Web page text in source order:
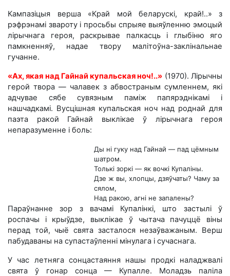
Кампазіцыя верша «Край мой беларускі, край!..» з
рэфрэнамі звароту і просьбы спрыяе выяўленню эмоцый
лірычнага героя, раскрывае палкасць і глыбіню яго
памкненняў, надае твору малітоўна-заклінальнае
гучанне.
«Ах, якая над Гайнай купальская ноч!..» (1970). Лірычны
герой твора — чалавек з абвостраным сумленнем, які
адчувае сябе сувязным паміж папярэднікамі і
нашчадкамі. Вусцішная купальская ноч над роднай для
паэта ракой Гайнай выклікае ў лірычнага героя
непаразуменне і боль:
Ды ні гуку над Гайнай — пад цёмным
шатром.
Толькі зоркі — як вочкі Купаліны.
Дзе ж вы, хлопцы, дзяўчаты? Чаму за
сялом,
Над ракою, агні не запалены?
Параўнанне зор з вачамі Купалінкі, што застылі ў
роспачы і крыўдзе, выклікае ў чытача пачуццё віны
перад той, чыё свята засталося незаўважаным. Верш
пабудаваны на супастаўленні мінулага і сучаснага.
У час летняга сонцастаяння нашы продкі наладжвалі
свята ў гонар сонца — Купалле. Моладзь паліла